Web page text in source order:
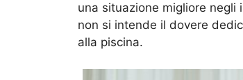
una situazione migliore negli
non si intende il dovere
alla piscina.